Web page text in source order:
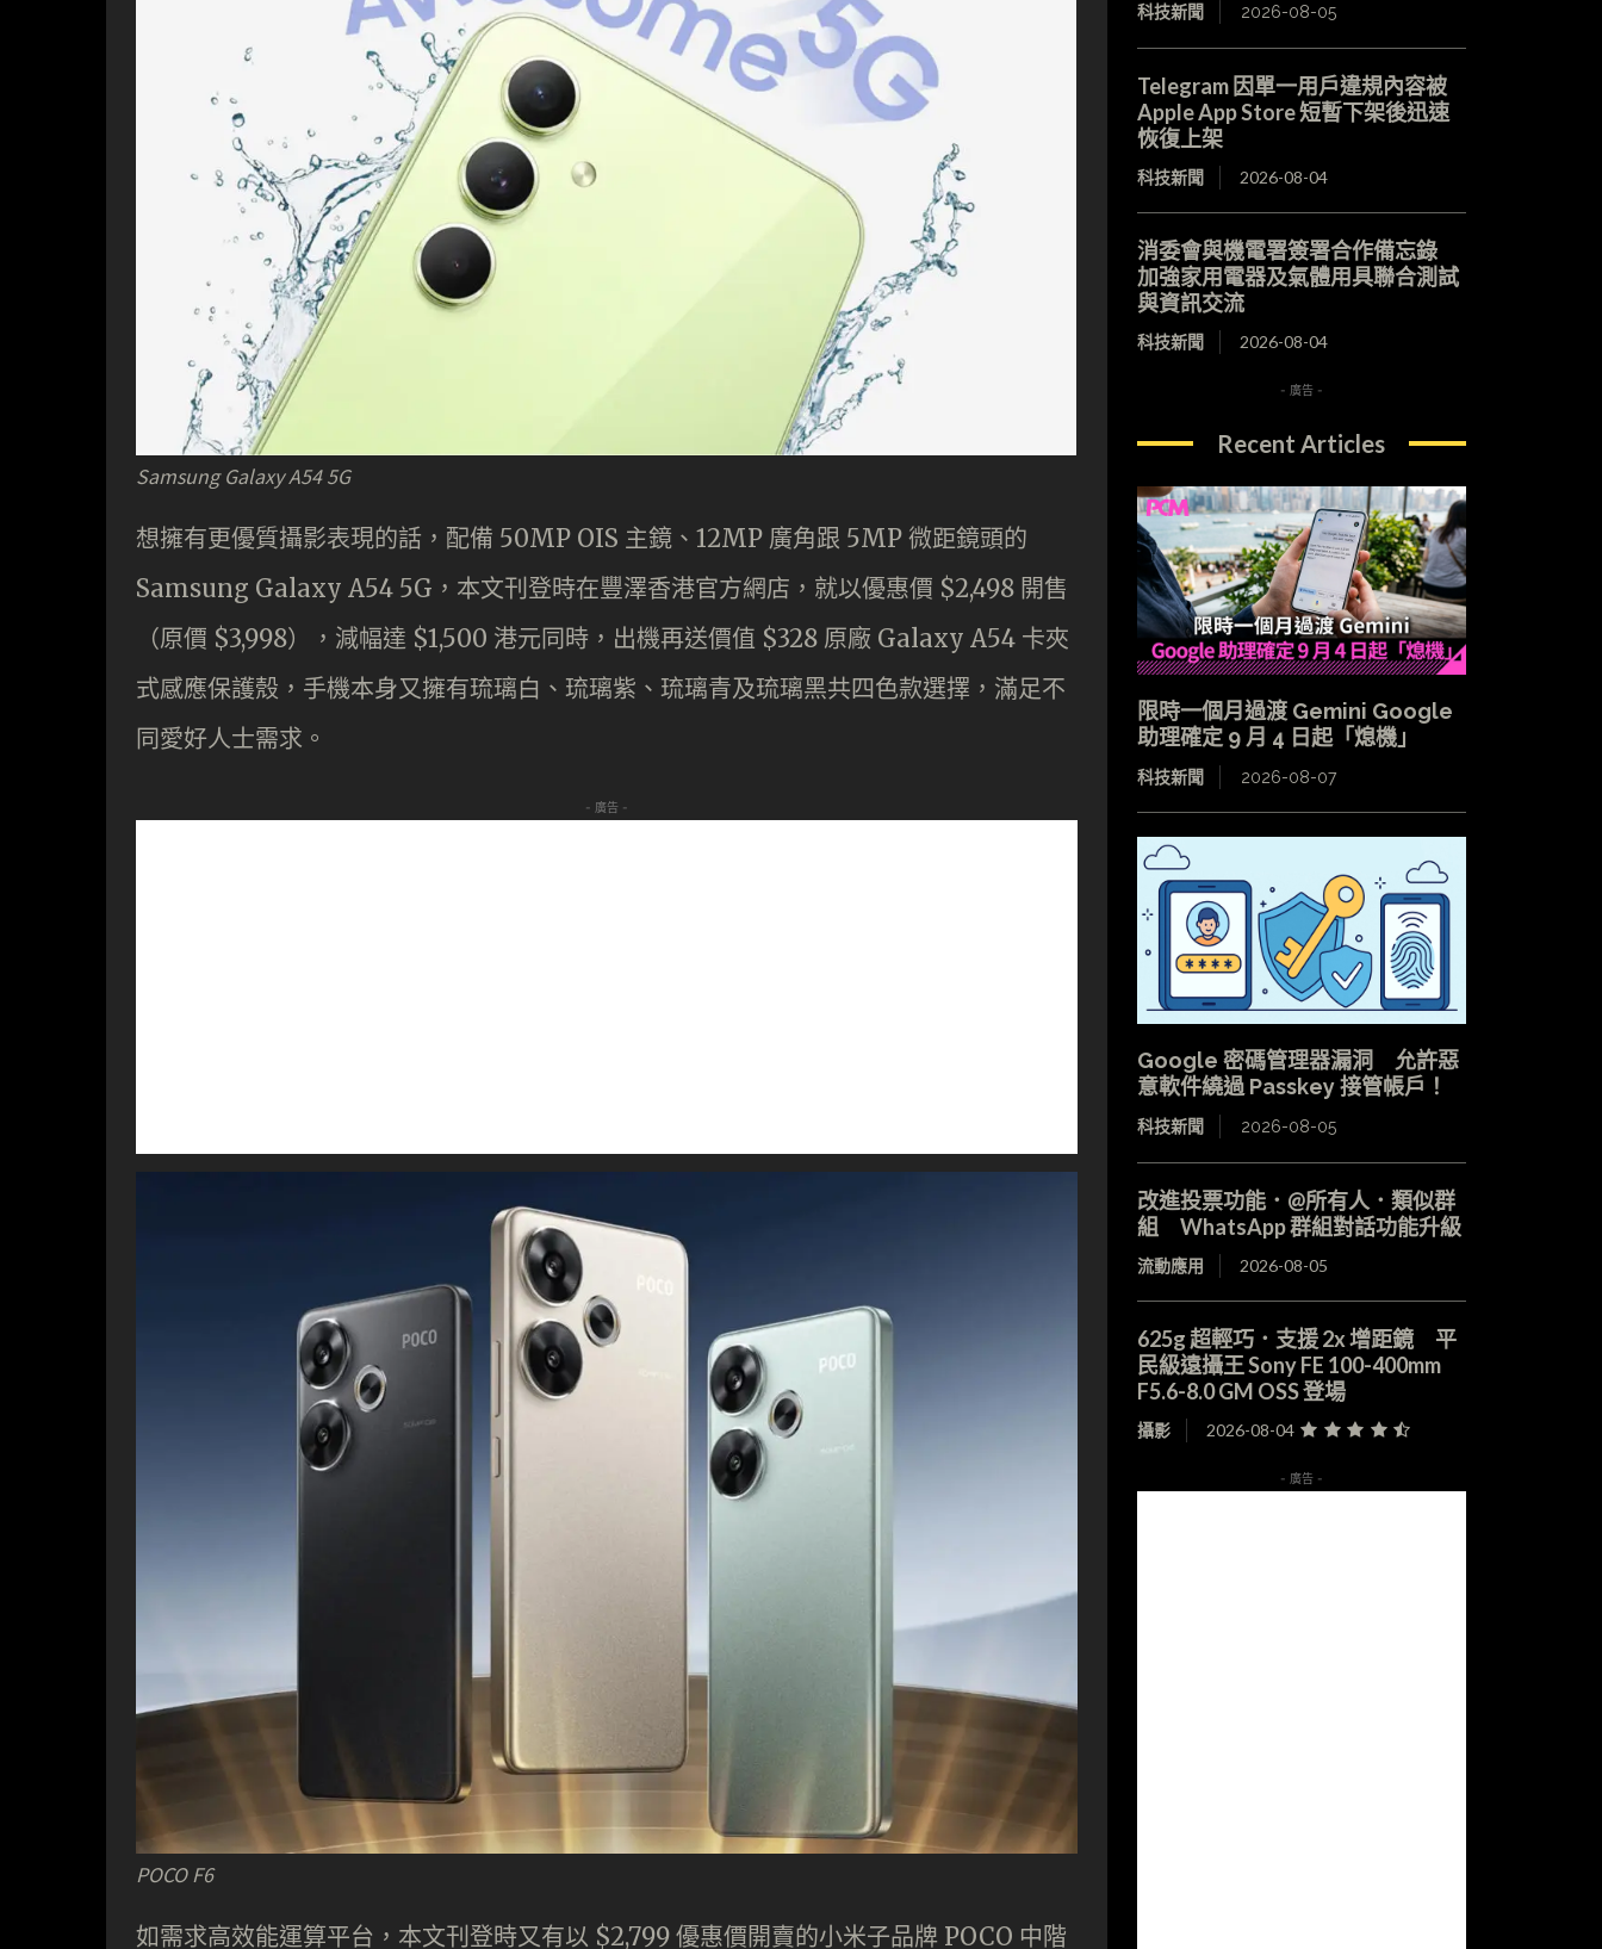
Samsung Galaxy A54 5G
想擁有更優質攝影表現的話，配備 50MP OIS 主鏡、12MP 廣角跟 5MP 微距鏡頭的
Samsung Galaxy A54 5G，本文刊登時在豐澤香港官方網店，就以優惠價 $2,498 開售
（原價 $3,998），減幅達 $1,500 港元同時，出機再送價值 $328 原廠 Galaxy A54 卡夾
式感應保護殼，手機本身又擁有琉璃白、琉璃紫、琉璃青及琉璃黑共四色款選擇，滿足不
同愛好人士需求。
- 廣告 -
POCO F6
如需求高效能運算平台，本文刊登時又有以 $2,799 優惠價開賣的小米子品牌 POCO 中階
科技新聞 2026-08-05
Telegram 因單一用戶違規內容被
Apple App Store 短暫下架後迅速
恢復上架
科技新聞 2026-08-04
消委會與機電署簽署合作備忘錄
加強家用電器及氣體用具聯合測試
與資訊交流
科技新聞 2026-08-04
- 廣告 -
Recent Articles
限時一個月過渡 Gemini Google
助理確定 9 月 4 日起「熄機」
科技新聞 2026-08-07
Google 密碼管理器漏洞 允許惡
意軟件繞過 Passkey 接管帳戶！
科技新聞 2026-08-05
改進投票功能．@所有人．類似群
組 WhatsApp 群組對話功能升級
流動應用 2026-08-05
625g 超輕巧．支援 2x 增距鏡 平
民級遠攝王 Sony FE 100-400mm
F5.6-8.0 GM OSS 登場
攝影 2026-08-04
- 廣告 -